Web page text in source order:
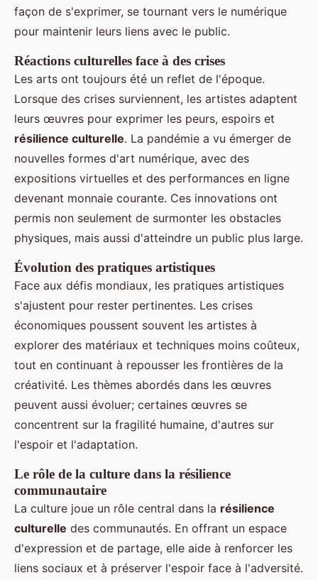
façon de s'exprimer, se tournant vers le numérique
pour maintenir leurs liens avec le public.
Réactions culturelles face à des crises
Les arts ont toujours été un reflet de l'époque.
Lorsque des crises surviennent, les artistes adaptent
leurs œuvres pour exprimer les peurs, espoirs et
résilience culturelle. La pandémie a vu émerger de
nouvelles formes d'art numérique, avec des
expositions virtuelles et des performances en ligne
devenant monnaie courante. Ces innovations ont
permis non seulement de surmonter les obstacles
physiques, mais aussi d'atteindre un public plus large.
Évolution des pratiques artistiques
Face aux défis mondiaux, les pratiques artistiques
s'ajustent pour rester pertinentes. Les crises
économiques poussent souvent les artistes à
explorer des matériaux et techniques moins coûteux,
tout en continuant à repousser les frontières de la
créativité. Les thèmes abordés dans les œuvres
peuvent aussi évoluer; certaines œuvres se
concentrent sur la fragilité humaine, d'autres sur
l'espoir et l'adaptation.
Le rôle de la culture dans la résilience
communautaire
La culture joue un rôle central dans la résilience
culturelle des communautés. En offrant un espace
d'expression et de partage, elle aide à renforcer les
liens sociaux et à préserver l'espoir face à l'adversité.